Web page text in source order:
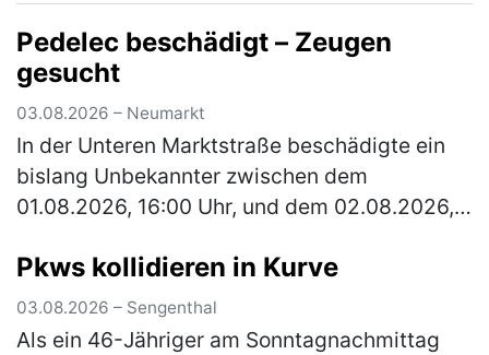
Pedelec beschädigt – Zeugen
gesucht
03.08.2026 – Neumarkt
In der Unteren Marktstraße beschädigte ein
bislang Unbekannter zwischen dem
01.08.2026, 16:00 Uhr, und dem 02.08.2026,
Der Täter baute den Sattel ab und r…
Pkws kollidieren in Kurve
03.08.2026 – Sengenthal
Als ein 46-Jähriger am Sonntagnachmittag